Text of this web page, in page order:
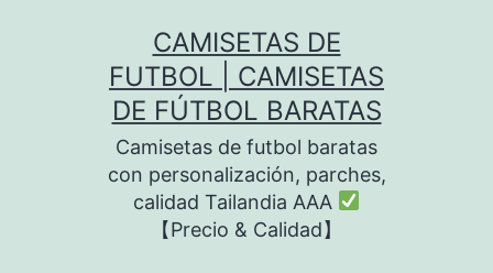
CAMISETAS DE
FUTBOL | CAMISETAS
DE FÚTBOL BARATAS
Camisetas de futbol baratas
con personalización, parches,
calidad Tailandia AAA
【Precio & Calidad】